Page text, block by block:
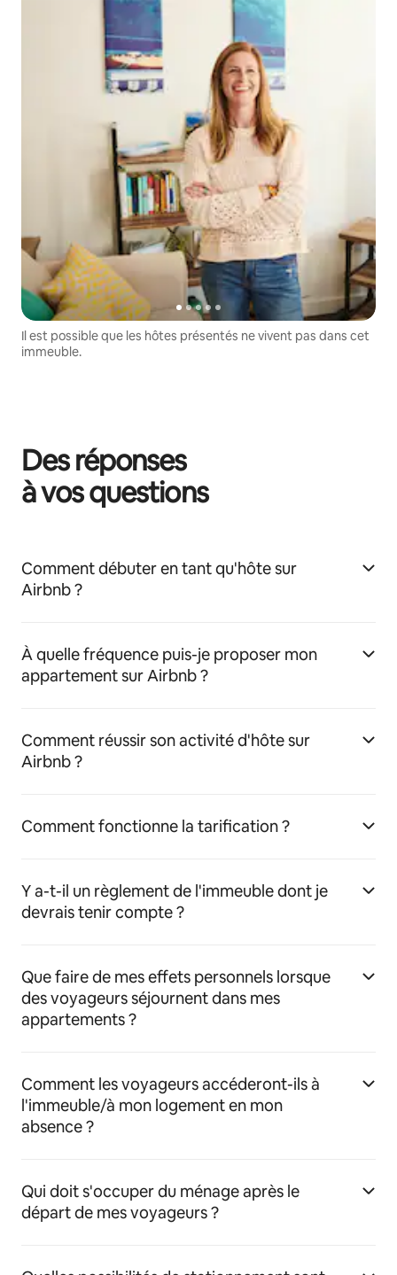
Il est possible que les hôtes présentés ne vivent pas dans cet
immeuble.
Des réponses
à vos questions
Comment débuter en tant qu'hôte sur
Airbnb ?
À quelle fréquence puis-je proposer mon
appartement sur Airbnb ?
Comment réussir son activité d'hôte sur
Airbnb ?
Comment fonctionne la tarification ?
Y a-t-il un règlement de l'immeuble dont je
devrais tenir compte ?
Que faire de mes effets personnels lorsque
des voyageurs séjournent dans mes
appartements ?
Comment les voyageurs accéderont-ils à
l'immeuble/à mon logement en mon
absence ?
Qui doit s'occuper du ménage après le
départ de mes voyageurs ?